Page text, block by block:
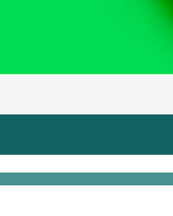
la universidad Artículos